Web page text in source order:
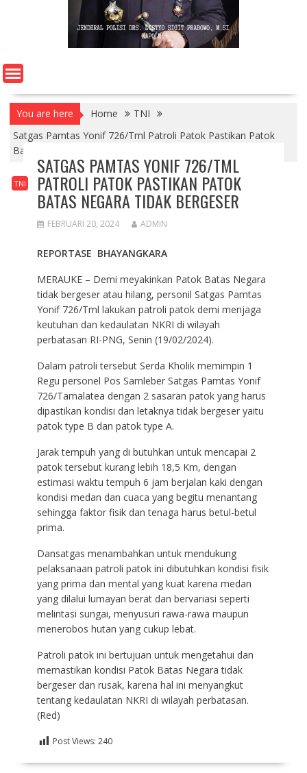
You are here Home
TNI
Satgas Pamtas Yonif 726/Tml Patroli Patok Pastikan Patok
Batas Negara Tidak Bergeser
TNI
SATGAS PAMTAS YONIF 726/TML
PATROLI PATOK PASTIKAN PATOK
BATAS NEGARA TIDAK BERGESER
FEBRUARI 20, 2024 ADMIN
REPORTASE BHAYANGKARA
MERAUKE – Demi meyakinkan Patok Batas Negara
tidak bergeser atau hilang, personil Satgas Pamtas
Yonif 726/Tml lakukan patroli patok demi menjaga
keutuhan dan kedaulatan NKRI di wilayah
perbatasan RI-PNG, Senin (19/02/2024).
Dalam patroli tersebut Serda Kholik memimpin 1
Regu personel Pos Samleber Satgas Pamtas Yonif
726/Tamalatea dengan 2 sasaran patok yang harus
dipastikan kondisi dan letaknya tidak bergeser yaitu
patok type B dan patok type A.
Jarak tempuh yang di butuhkan untuk mencapai 2
patok tersebut kurang lebih 18,5 Km, dengan
estimasi waktu tempuh 6 jam berjalan kaki dengan
kondisi medan dan cuaca yang begitu menantang
sehingga faktor fisik dan tenaga harus betul-betul
prima.
Dansatgas menambahkan untuk mendukung
pelaksanaan patroli patok ini dibutuhkan kondisi fisik
yang prima dan mental yang kuat karena medan
yang dilalui lumayan berat dan bervariasi seperti
melintasi sungai, menyusuri rawa-rawa maupun
menerobos hutan yang cukup lebat.
Patroli patok ini bertujuan untuk mengetahui dan
memastikan kondisi Patok Batas Negara tidak
bergeser dan rusak, karena hal ini menyangkut
tentang kedaulatan NKRI di wilayah perbatasan.
(Red)
Post Views: 240